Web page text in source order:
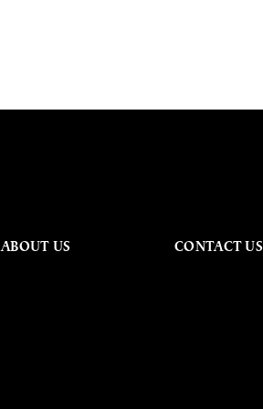
ABOUT US CONTACT US